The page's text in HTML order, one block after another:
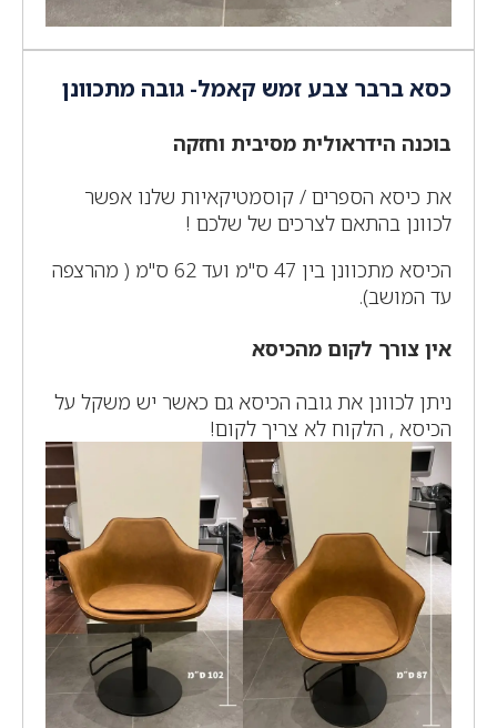
כסא ברבר צבע זמש קאמל- גובה מתכוונן
בוכנה הידראולית מסיבית וחזקה
את כיסא הספרים / קוסמטיקאיות שלנו אפשר
לכוונן בהתאם לצרכים של שלכם !
הכיסא מתכוונן בין 47 ס"מ ועד 62 ס"מ ( מהרצפה
עד המושב).
אין צורך לקום מהכיסא
ניתן לכוונן את גובה הכיסא גם כאשר יש משקל על
הכיסא , הלקוח לא צריך לקום!